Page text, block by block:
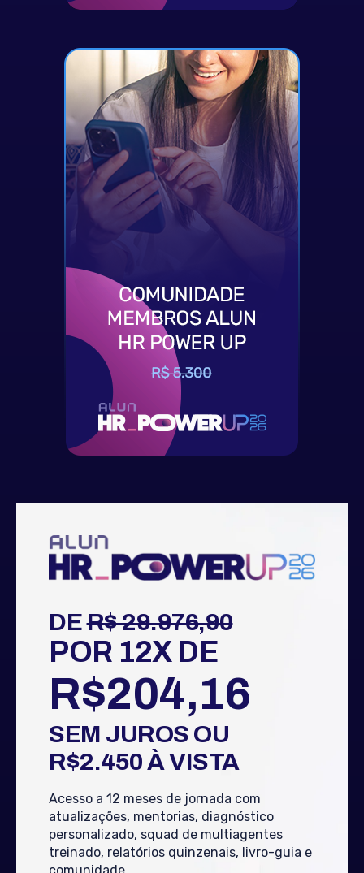
DER$ 29.976,90
POR 12X DE
R$204,16
SEM JUROS OU
R$2.450À VISTA
Acesso a 12 meses de jornada com
atualizações, mentorias, diagnóstico
personalizado, squad de multiagentes
treinado, relatórios quinzenais, livro-guia e